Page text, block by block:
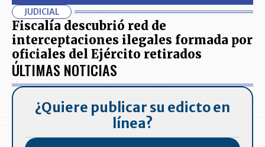
JUDICIAL
Fiscalía descubrió red de
interceptaciones ilegales formada por
oficiales del Ejército retirados
ÚLTIMAS NOTICIAS
¿Quiere publicar su edicto en
línea?